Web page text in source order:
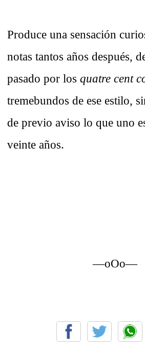
Produce una sensación
notas tantos años después,
pasado por los quatre cent
tremebundos de ese estilo,
de previo aviso lo que uno
veinte años.
—oOo—